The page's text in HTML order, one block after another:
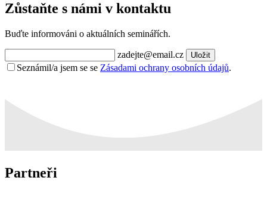
Zůstaňte s námi v kontaktu
Buďte informováni o aktuálních seminářích.
zadejte@email.cz Uložit
Seznámil/a jsem se se Zásadami ochrany osobních údajů.
Partneři